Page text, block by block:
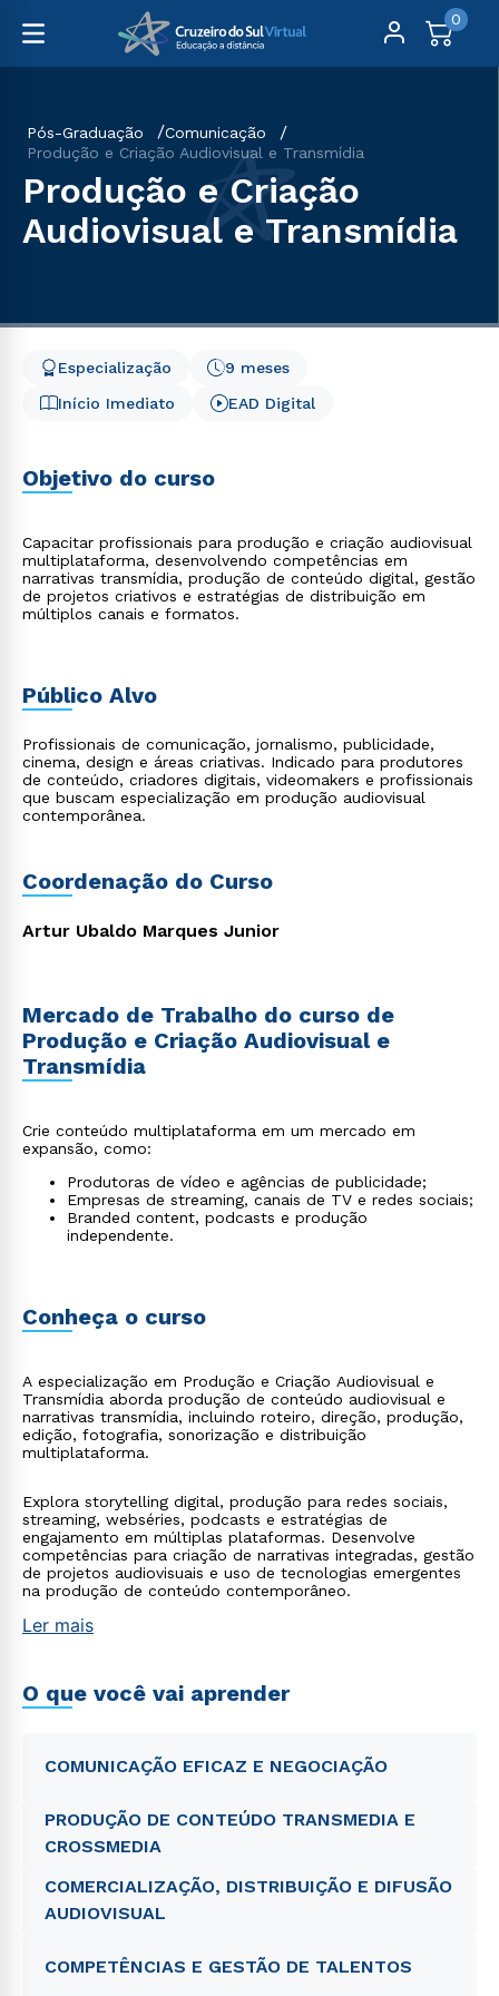
0
Pós-Graduação
Comunicação
Produção e Criação Audiovisual e Transmídia
Produção e Criação
Audiovisual e Transmídia
Início Imediato
9 meses
Especialização
EAD Digital
Objetivo do curso
Capacitar profissionais para produção e criação audiovisual
multiplataforma, desenvolvendo competências em
narrativas transmídia, produção de conteúdo digital, gestão
de projetos criativos e estratégias de distribuição em
múltiplos canais e formatos.
Público Alvo
Profissionais de comunicação, jornalismo, publicidade,
cinema, design e áreas criativas. Indicado para produtores
de conteúdo, criadores digitais, videomakers e profissionais
que buscam especialização em produção audiovisual
contemporânea.
Coordenação do Curso
Artur Ubaldo Marques Junior
Mercado de Trabalho do curso de
Produção e Criação Audiovisual e
Transmídia
Crie conteúdo multiplataforma em um mercado em
expansão, como:
Produtoras de vídeo e agências de publicidade;
Empresas de streaming, canais de TV e redes sociais;
Branded content, podcasts e produção
independente.
Conheça o curso
A especialização em Produção e Criação Audiovisual e
Transmídia aborda produção de conteúdo audiovisual e
narrativas transmídia, incluindo roteiro, direção, produção,
edição, fotografia, sonorização e distribuição
multiplataforma.
Explora storytelling digital, produção para redes sociais,
streaming, webséries, podcasts e estratégias de
engajamento em múltiplas plataformas. Desenvolve
competências para criação de narrativas integradas, gestão
de projetos audiovisuais e uso de tecnologias emergentes
na produção de conteúdo contemporâneo.
Ler mais
O que você vai aprender
COMUNICAÇÃO EFICAZ E NEGOCIAÇÃO
PRODUÇÃO DE CONTEÚDO TRANSMEDIA E
CROSSMEDIA
COMERCIALIZAÇÃO, DISTRIBUIÇÃO E DIFUSÃO
AUDIOVISUAL
COMPETÊNCIAS E GESTÃO DE TALENTOS